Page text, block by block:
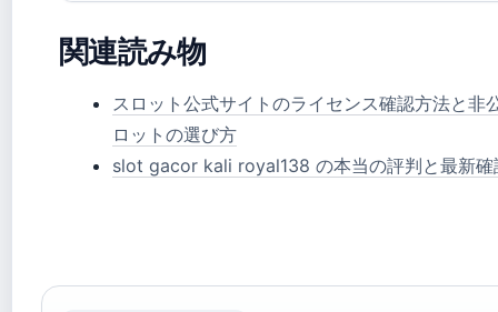
関連読み物
スロット公式サイトのライセンス確認方法と
ロットの選び方
slot gacor kali royal138 の本当の評判と最新確